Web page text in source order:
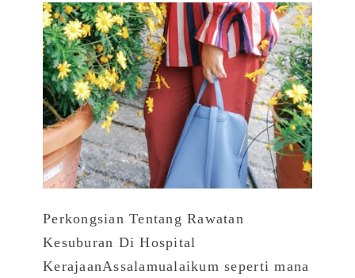
Perkongsian Tentang Rawatan
Kesuburan Di Hospital
KerajaanAssalamualaikum seperti mana